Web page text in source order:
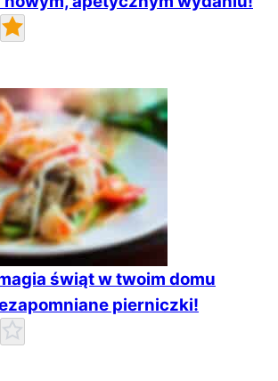
świąt w twoim domu
pierniczki!